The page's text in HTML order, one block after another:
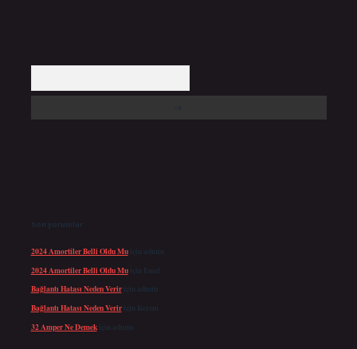
Son yorumlar
2024 Amortiler Belli Oldu Muiçin admin
2024 Amortiler Belli Oldu Muiçin Emel
Bağlantı Hatası Neden Veririçin admin
Bağlantı Hatası Neden Veririçin Kerem
32 Amper Ne Demekiçin admin